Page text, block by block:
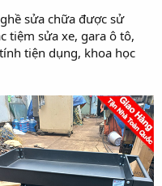
sửa chữa được sử
tiệm sửa xe, gara ô tô,
tiện dụng, khoa học